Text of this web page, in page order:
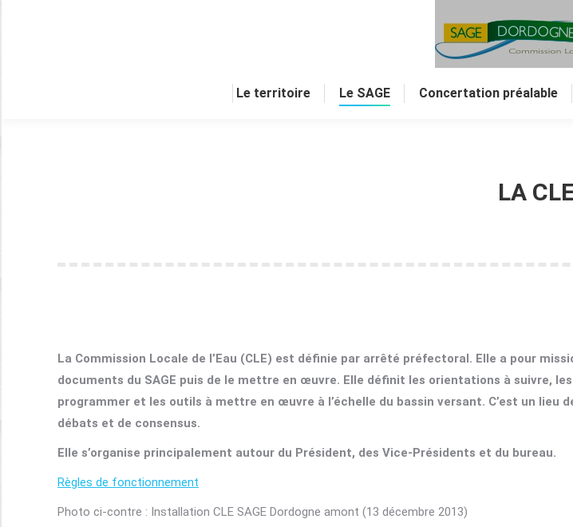
Le territoire Le SAGE Concertation préalable
LA
La Commission Locale de l’Eau (CLE) est définie par arrêté préfectoral. Elle a pour
documents du SAGE puis de le mettre en œuvre. Elle définit les orientations à suivre,
programmer et les outils à mettre en œuvre à l’échelle du bassin versant. C’est un lieu
débats et de consensus.
Elle s’organise principalement autour du Président, des Vice-Présidents et du bureau.
Règles de fonctionnement
Photo ci-contre : Installation CLE SAGE Dordogne amont (13 décembre 2013)